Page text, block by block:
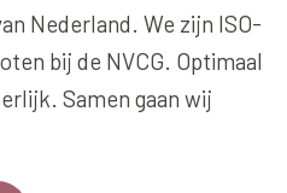
Nederland. We zijn ISO-
bij de NVCG. Optimaal
Samen gaan wij